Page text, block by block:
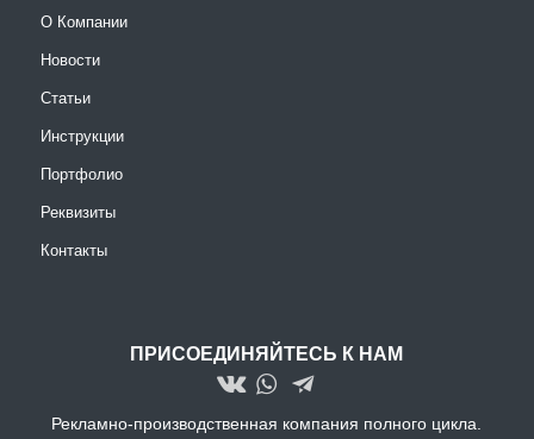
О Компании
Новости
Статьи
Инструкции
Портфолио
Реквизиты
Контакты
ПРИСОЕДИНЯЙТЕСЬ К НАМ
Рекламно-производственная компания полного цикла.